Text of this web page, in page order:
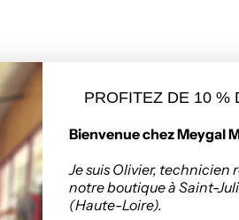
de matériaux
à Saint-
Zone Artisanale, 336
PROFITEZ DE 10 %
Bienvenue chez Meygal
Je suis Olivier, technicien
notre boutique à Saint-
(Haute-Loire).